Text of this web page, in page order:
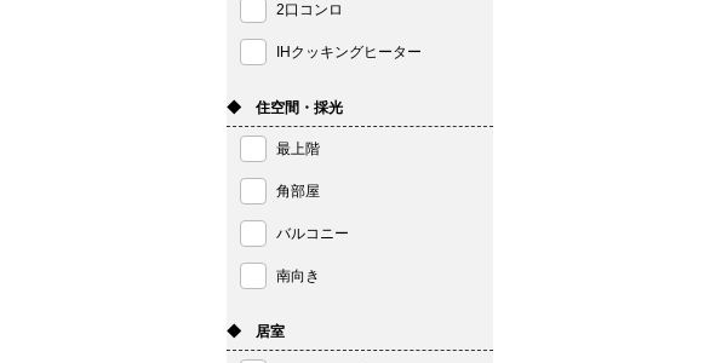
2口コンロ
IHクッキングヒーター
◆ 住空間・採光
最上階
角部屋
バルコニー
南向き
◆ 居室